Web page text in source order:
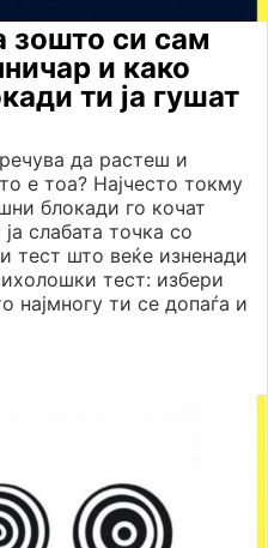
зошто си сам
и како
ти ја гушат
да растеш и
е тоа? Најчесто токму
блокади го кочат
слабата точка со
тест што веќе изненади
тест: избери
најмногу ти се допаѓа и